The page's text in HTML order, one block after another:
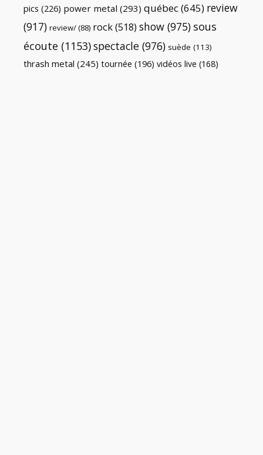
pics (226) power metal (293) québec(645) review
(917) review/(88) rock(518) show (975) sous
écoute (1153)spectacle (976) suède (113)
thrash metal (245) tournée (196) vidéos live (168)